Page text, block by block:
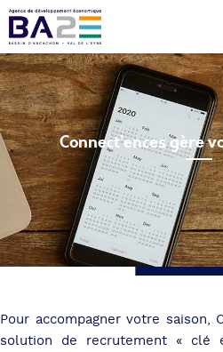
Aller
au
contenu
principal
Connect’ences gère
Pour accompagner votre saison,
solution de recrutement « clé